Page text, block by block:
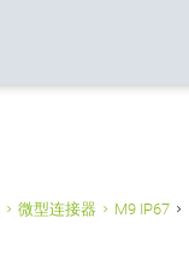
微型连接器 M9 IP67